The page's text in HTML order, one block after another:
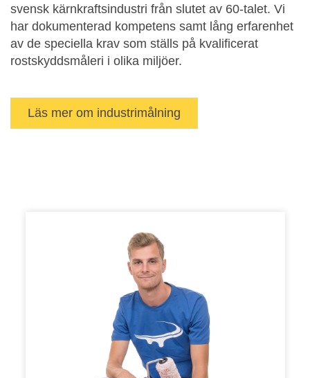
svensk kärnkraftsindustri från slutet av 60-talet. Vi
har dokumenterad kompetens samt lång erfarenhet
av de speciella krav som ställs på kvalificerat
rostskyddsmåleri i olika miljöer.
Läs mer om industrimålning